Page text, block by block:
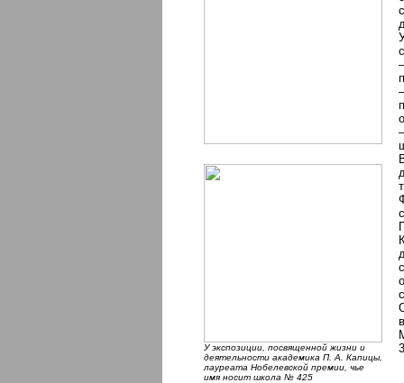
У экспозиции, посвященной жизни и
деятельности академика П. А. Капицы,
лауреата Нобелевской премии, чье
имя носит школа № 425